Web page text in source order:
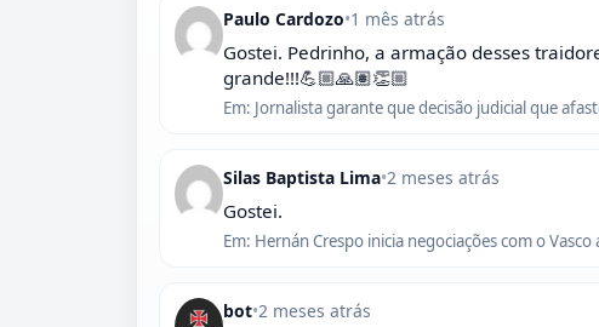
Paulo Cardozo•1 mês atrás
Gostei. Pedrinho, a armação desses
grande!!!💪🏼🙏🏽👏🏼
Em: Jornalista garante que decisão judicial que
Silas Baptista Lima•2 meses atrás
Gostei.
Em: Hernán Crespo inicia negociações com o
bot•2 meses atrás